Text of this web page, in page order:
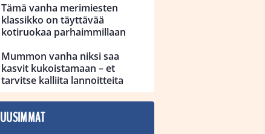
Tämä vanha merimiesten
klassikko on täyttävää
kotiruokaa parhaimmillaan
Mummon vanha niksi saa
kasvit kukoistamaan – et
tarvitse kalliita lannoitteita
UUSIMMAT